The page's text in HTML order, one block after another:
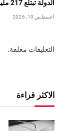
الدولة تبتلع 217 مليون دولار من كهرباء لبنان… إليكم الفواتير!
أغسطس 10, 2026
التعليقات مغلقة.
الاكثر قراءة